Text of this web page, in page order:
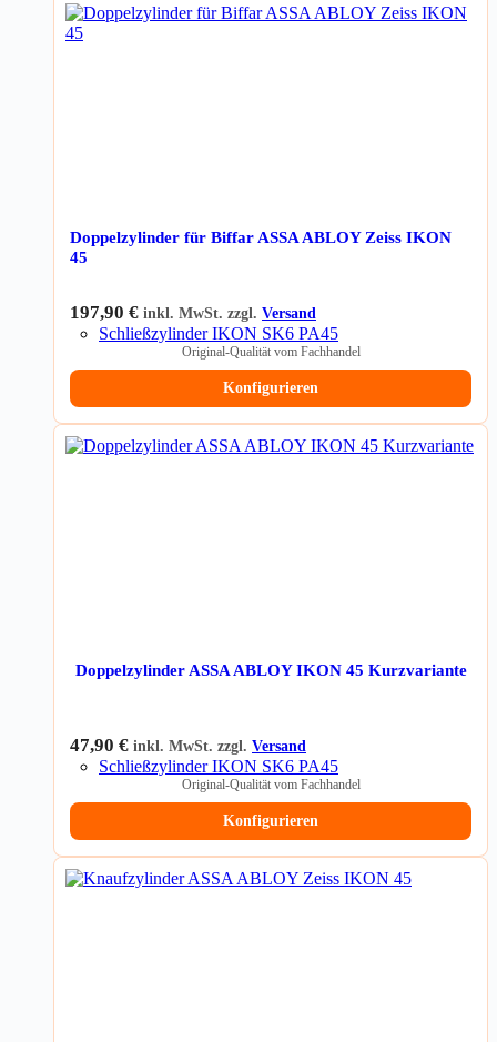
Doppelzylinder für Biffar ASSA ABLOY Zeiss IKON
45
197,90 € inkl. MwSt. zzgl. Versand
Schließzylinder IKON SK6 PA45
Original-Qualität vom Fachhandel
Konfigurieren
Doppelzylinder ASSA ABLOY IKON 45 Kurzvariante
47,90 € inkl. MwSt. zzgl. Versand
Schließzylinder IKON SK6 PA45
Original-Qualität vom Fachhandel
Konfigurieren